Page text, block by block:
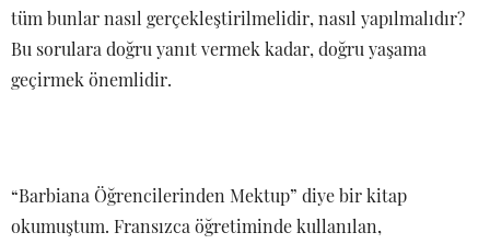
tüm bunlar nasıl gerçekleştirilmelidir, nasıl yapılmalıdır?
Bu sorulara doğru yanıt vermek kadar, doğru yaşama
geçirmek önemlidir.
“Barbiana Öğrencilerinden Mektup” diye bir kitap
okumuştum. Fransızca öğretiminde kullanılan,